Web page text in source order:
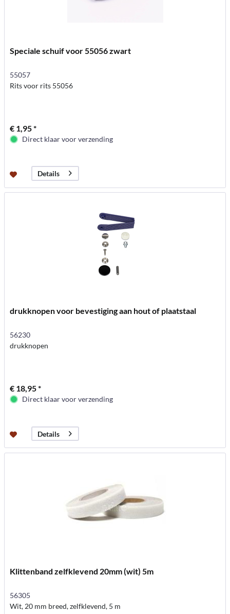
Speciale schuif voor 55056 zwart
55057
Rits voor rits 55056
€ 1,95 *
Direct klaar voor verzending
Details
drukknopen voor bevestiging aan hout of plaatstaal
56230
drukknopen
€ 18,95 *
Direct klaar voor verzending
Details
Klittenband zelfklevend 20mm (wit) 5m
56305
Wit, 20 mm breed, zelfklevend, 5 m